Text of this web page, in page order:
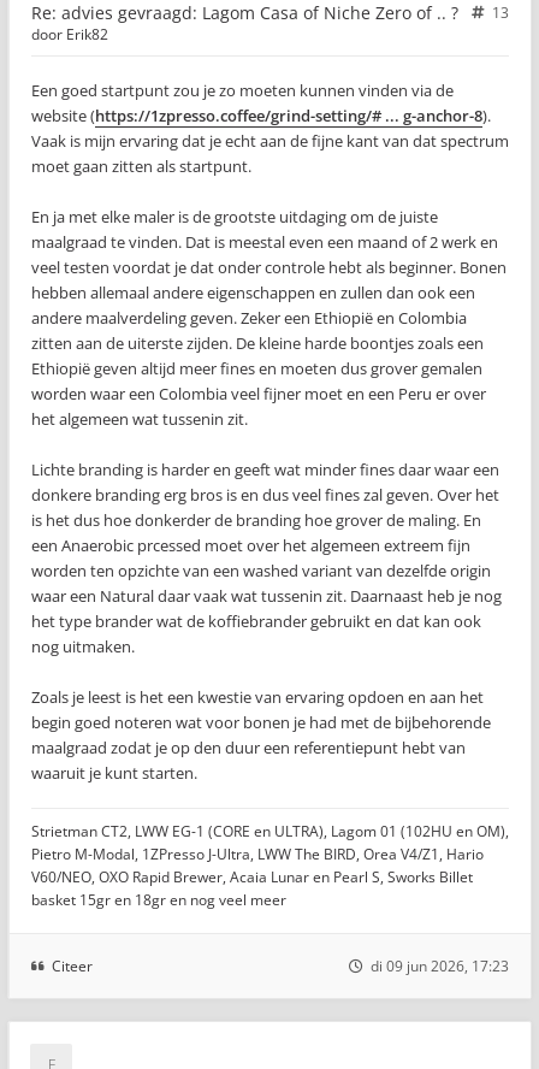
Re: advies gevraagd: Lagom Casa of Niche Zero of .. ?
13
door Erik82
Een goed startpunt zou je zo moeten kunnen vinden via de
website (https://1zpresso.coffee/grind-setting/# ... g-anchor-8).
Vaak is mijn ervaring dat je echt aan de fijne kant van dat spectrum
moet gaan zitten als startpunt.
En ja met elke maler is de grootste uitdaging om de juiste
maalgraad te vinden. Dat is meestal even een maand of 2 werk en
veel testen voordat je dat onder controle hebt als beginner. Bonen
hebben allemaal andere eigenschappen en zullen dan ook een
andere maalverdeling geven. Zeker een Ethiopië en Colombia
zitten aan de uiterste zijden. De kleine harde boontjes zoals een
Ethiopië geven altijd meer fines en moeten dus grover gemalen
worden waar een Colombia veel fijner moet en een Peru er over
het algemeen wat tussenin zit.
Lichte branding is harder en geeft wat minder fines daar waar een
donkere branding erg bros is en dus veel fines zal geven. Over het
is het dus hoe donkerder de branding hoe grover de maling. En
een Anaerobic prcessed moet over het algemeen extreem fijn
worden ten opzichte van een washed variant van dezelfde origin
waar een Natural daar vaak wat tussenin zit. Daarnaast heb je nog
het type brander wat de koffiebrander gebruikt en dat kan ook
nog uitmaken.
Zoals je leest is het een kwestie van ervaring opdoen en aan het
begin goed noteren wat voor bonen je had met de bijbehorende
maalgraad zodat je op den duur een referentiepunt hebt van
waaruit je kunt starten.
Strietman CT2, LWW EG-1 (CORE en ULTRA), Lagom 01 (102HU en OM),
Pietro M-Modal, 1ZPresso J-Ultra, LWW The BIRD, Orea V4/Z1, Hario
V60/NEO, OXO Rapid Brewer, Acaia Lunar en Pearl S, Sworks Billet
basket 15gr en 18gr en nog veel meer
Citeer di 09 jun 2026, 17:23